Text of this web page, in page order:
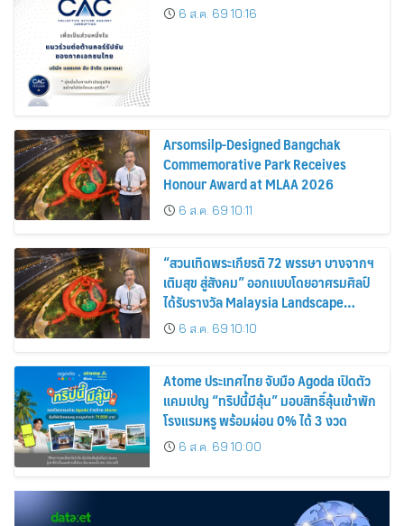
6 ส.ค. 69 10:16
Arsomsilp-Designed Bangchak
Commemorative Park Receives
Honour Award at MLAA 2026
6 ส.ค. 69 10:11
“สวนเทิดพระเกียรติ 72 พรรษา บางจากฯ
เติมสุข สู่สังคม” ออกแบบโดยอาศรมศิลป์
ได้รับรางวัล Malaysia Landscape
Architecture Award 2026
6 ส.ค. 69 10:10
Atome ประเทศไทย จับมือ Agoda เปิดตัว
แคมเปญ “ทริปนี้มีลุ้น” มอบสิทธิ์ลุ้นเข้าพัก
โรงแรมหรู พร้อมผ่อน 0% ได้ 3 งวด
6 ส.ค. 69 10:00